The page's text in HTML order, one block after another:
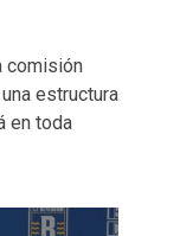
comisión
estructura
en toda